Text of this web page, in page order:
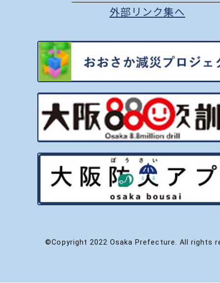
外部リンク集へ
©Copyright 2022 Osaka Prefecture. All rights